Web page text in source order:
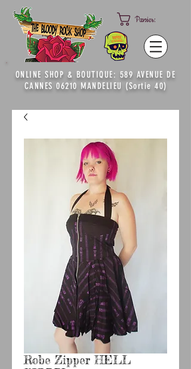
Panier:
ONLINE SHOP & BOUTIQUE: 589 AVENUE DE
CANNES 06210 MANDELIEU (Sortie 40)
Robe Zipper HELL